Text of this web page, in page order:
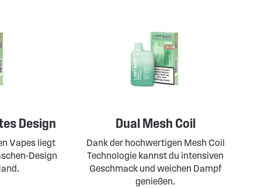
Design
Vapes liegt
Design
Dual Mesh Coil
Dank der hochwertigen Mesh Coil
Technologie kannst du intensiven
Geschmack und weichen Dampf
genießen.